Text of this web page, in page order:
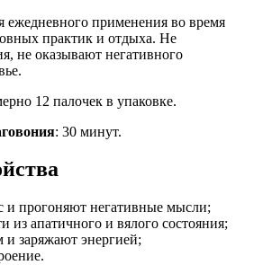
ежедневного применения во время
практик и отдыха. Не
не оказывают негативного
12 палочек в упаковке.
: 30 минут.
и прогоняют негативные мысли;
из апатичного и вялого состояния;
и заряжают энергией;